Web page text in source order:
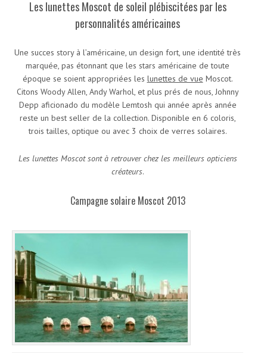
Les lunettes Moscot de soleil plébiscitées par les
personnalités américaines
Une succes story à l’américaine, un design fort, une identité très
marquée, pas étonnant que les stars américaine de toute
époque se soient appropriées les lunettes de vue Moscot.
Citons Woody Allen, Andy Warhol, et plus prés de nous, Johnny
Depp aficionado du modèle Lemtosh qui année après année
reste un best seller de la collection. Disponible en 6 coloris,
trois tailles, optique ou avec 3 choix de verres solaires.
Les lunettes Moscot sont à retrouver chez les meilleurs opticiens
créateurs.
Campagne solaire Moscot 2013